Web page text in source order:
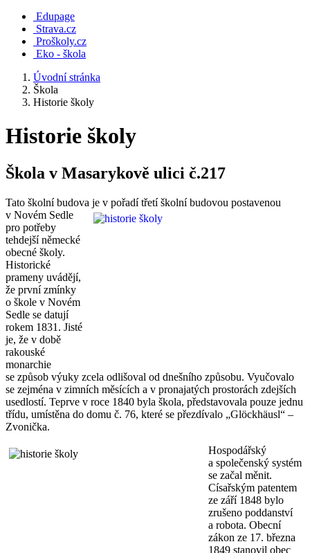
Edupage
Strava.cz
Proškoly.cz
Eko - škola
Úvodní stránka
Škola
Historie školy
Historie školy
Škola v Masarykově ulici č.217
Tato školní budova je v pořadí třetí školní budovou postavenou
v Novém Sedle
pro potřeby
tehdejší německé
obecné školy.
Historické
prameny uvádějí,
že první zmínky
o škole v Novém
Sedle se datují
rokem 1831. Jisté
je, že v době
rakouské
monarchie
se způsob výuky zcela odlišoval od dnešního způsobu. Vyučovalo
se zejména v zimních měsících a v pronajatých prostorách zdejších
usedlostí. Teprve v roce 1840 byla škola, představovala pouze jednu
třídu, umístěna do domu č. 76, které se přezdívalo „Glöckhäusl“ –
Zvonička.
Hospodářský
a společenský systém
se začal měnit.
Císařským patentem
ze září 1848 bylo
zrušeno poddanství
a robota. Obecní
zákon ze 17. března
1849 stanovil obec